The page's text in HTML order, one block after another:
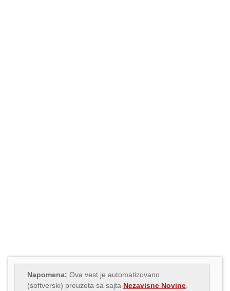
Napomena: Ova vest je automatizovano
(softverski) preuzeta sa sajta Nezavisne Novine